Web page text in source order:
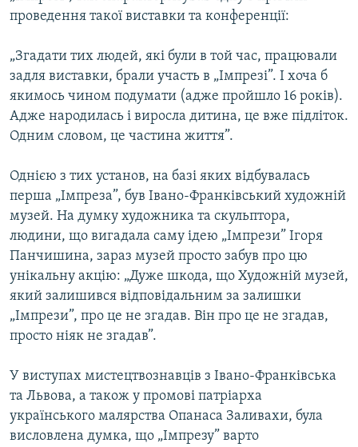
проведення такої виставки та конференції:
„Згадати тих людей, які були в той час, працювали
задля виставки, брали участь в „Імпрезі”. І хоча б
якимось чином подумати (адже пройшло 16 років).
Адже народилась і виросла дитина, це вже підліток.
Одним словом, це частина життя”.
Однією з тих установ, на базі яких відбувалась
перша „Імпреза”, був Івано-Франківський художній
музей. На думку художника та скульптора,
людини, що вигадала саму ідею „Імпрези” Ігоря
Панчишина, зараз музей просто забув про цю
унікальну акцію: „Дуже шкода, що Художній музей,
який залишився відповідальним за залишки
„Імпрези”, про це не згадав. Він про це не згадав,
просто ніяк не згадав”.
У виступах мистецтвознавців з Івано-Франківська
та Львова, а також у промові патріарха
українського малярства Опанаса Заливахи, була
висловлена думка, що „Імпрезу” варто